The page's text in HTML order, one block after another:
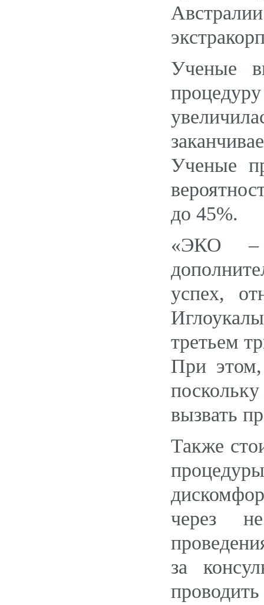
Ученые
Ученые
до 45%.
«ЭКО –
успех,
третьем
При
вызвать
Также
через
за